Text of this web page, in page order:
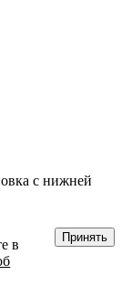
с нижней
в
Принять